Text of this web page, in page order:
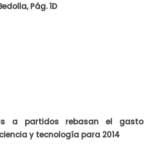
Pág. 1D
a partidos rebasan el gasto
y tecnología para 2014